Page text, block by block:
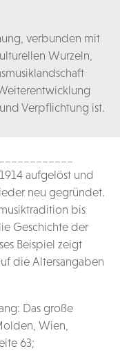
verbunden mit
Wurzeln,
Verpflichtung ist.
aufgelöst und
neu gegründet.
bis
Geschichte der
Beispiel zeigt
die Altersangaben
Das große
Wien,
63;